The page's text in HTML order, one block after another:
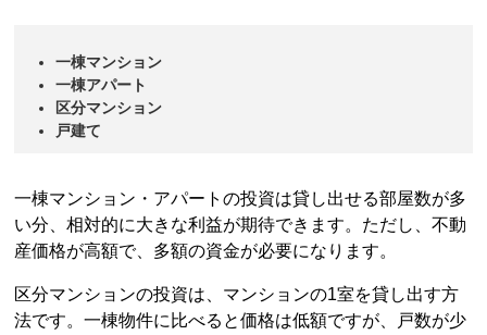
一棟マンション
一棟アパート
区分マンション
戸建て
一棟マンション・アパートの投資は貸し出せる部屋数が多
い分、相対的に大きな利益が期待できます。ただし、不動
産価格が高額で、多額の資金が必要になります。
区分マンションの投資は、マンションの1室を貸し出す方
法です。一棟物件に比べると価格は低額ですが、戸数が少